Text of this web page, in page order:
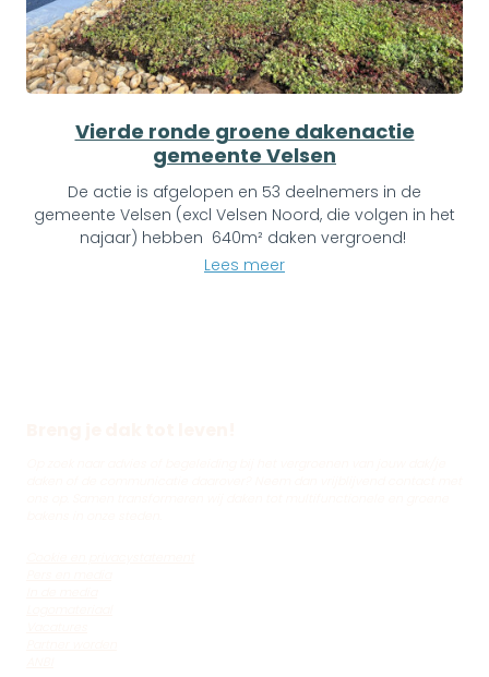
Vierde ronde groene dakenactie
gemeente Velsen
De actie is afgelopen en 53 deelnemers in de
gemeente Velsen (excl Velsen Noord, die volgen in het
najaar) hebben 640m² daken vergroend!
Lees meer